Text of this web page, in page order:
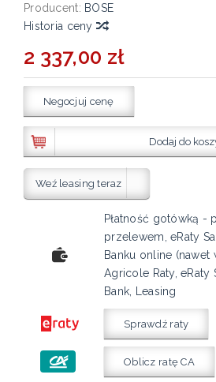
Producent: BOSE
Historia ceny
2 337,00 zł
Negocjuj cenę
Dodaj do
Weź leasing teraz
Płatność gotówką -
przelewem, eRaty
Banku online (nawet
Agricole Raty, eRaty
Bank, Leasing
Sprawdź raty
Oblicz ratę CA